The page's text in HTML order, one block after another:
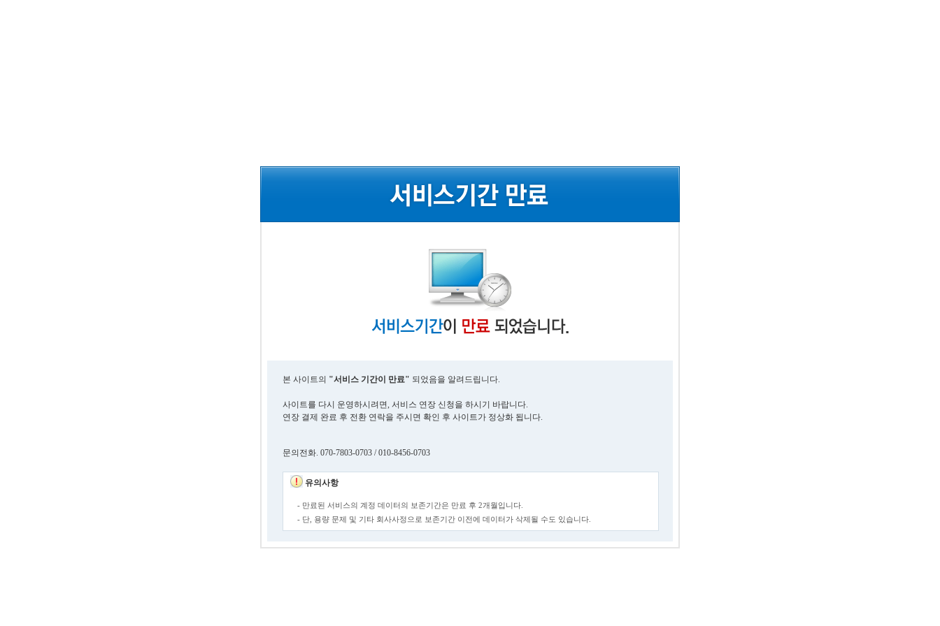
본 사이트의 "서비스 기간이 만료" 되었음을 알려드립니다.
사이트를 다시 운영하시려면, 서비스 연장 신청을 하시기 바랍니다.
연장 결제 완료 후 전환 연락을 주시면 확인 후 사이트가 정상화 됩니다.
문의전화. 070-7803-0703 / 010-8456-0703
유의사항
- 만료된 서비스의 계정 데이터의 보존기간은 만료 후 2개월입니다.
- 단, 용량 문제 및 기타 회사사정으로 보존기간 이전에 데이터가 삭제될 수도 있습니다.